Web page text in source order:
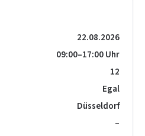
22.08.2026
09:00–17:00 Uhr
12
Egal
Düsseldorf
–